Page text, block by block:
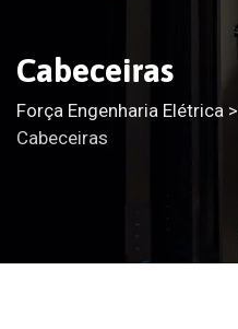
Cabeceiras
Força Engenharia Elétrica >
Cabeceiras